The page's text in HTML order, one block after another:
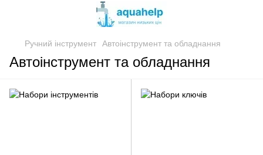
Ручний інструмент Автоінструмент та обладнання
Автоінструмент та обладнання